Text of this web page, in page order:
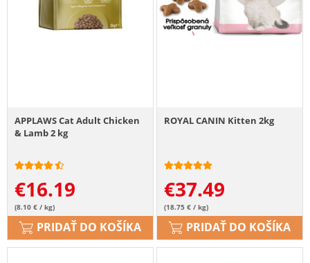
APPLAWS Cat Adult Chicken
& Lamb 2 kg
€16.19
(8.10 € / kg)
PRIDAŤ DO KOŠÍKA
ROYAL CANIN Kitten 2kg
€37.49
(18.75 € / kg)
PRIDAŤ DO KOŠÍKA